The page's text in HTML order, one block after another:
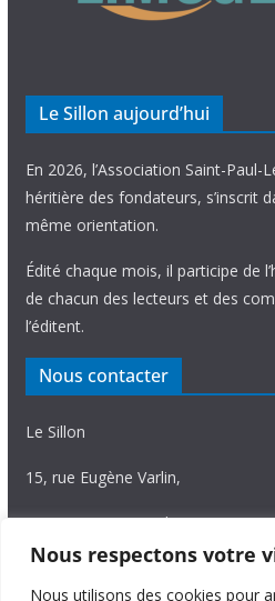
Nous respectons votre
Nous utilisons des cookies pour
Le Sillon aujourd’hui
En 2026, l’Association Saint-
héritière des fondateurs, s’inscrit
même orientation.
Édité chaque mois, il participe de
de chacun des lecteurs et des
l’éditent.
Nous contacter
Le Sillon
15, rue Eugène Varlin,
87036 Limoges Cedex.
Tél. 05 55 06 14 15